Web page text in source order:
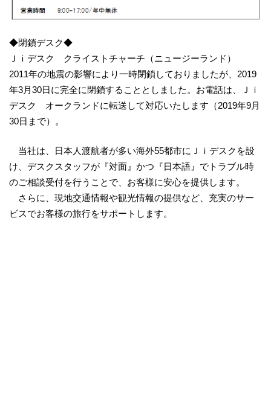
◆閉鎖デスク◆
Ｊｉデスク クライストチャーチ（ニュージーランド）
2011年の地震の影響により一時閉鎖しておりましたが、2019
年3月30日に完全に閉鎖することとしました。お電話は、Ｊｉ
デスク オークランドに転送して対応いたします（2019年9月
30日まで）。
当社は、日本人渡航者が多い海外55都市にＪｉデスクを設
け、デスクスタッフが『対面』かつ『日本語』でトラブル時
のご相談受付を行うことで、お客様に安心を提供します。
さらに、現地交通情報や観光情報の提供など、充実のサー
ビスでお客様の旅行をサポートします。